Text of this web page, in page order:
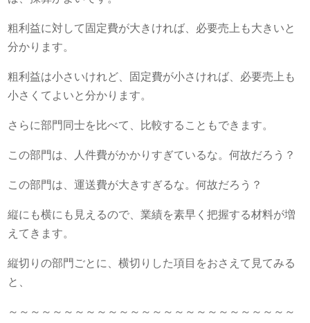
粗利益に対して固定費が大きければ、必要売上も大きいと
分かります。
粗利益は小さいけれど、固定費が小さければ、必要売上も
小さくてよいと分かります。
さらに部門同士を比べて、比較することもできます。
この部門は、人件費がかかりすぎているな。何故だろう？
この部門は、運送費が大きすぎるな。何故だろう？
縦にも横にも見えるので、業績を素早く把握する材料が増
えてきます。
縦切りの部門ごとに、横切りした項目をおさえて見てみる
と、
～～～～～～～～～～～～～～～～～～～～～～～～～～